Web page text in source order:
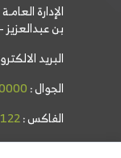
الإدارة
بن عبدالعزيز - ص.ب 14888 -
البريد
الجوال :
الفاكس :